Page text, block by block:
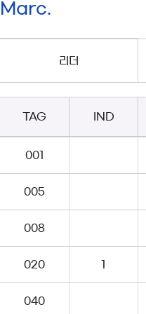
Marc.
리더
TAG IND
001
005
008
020
040